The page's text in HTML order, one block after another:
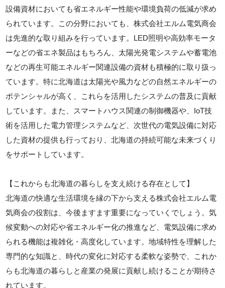
設備資材においても省エネルギー性能や環境負荷の低減が求め
られています。この分野においても、株式会社エルム電気商会
は先進的な取り組みを行っています。LED照明や高効率モータ
ーなどの省エネ製品はもちろん、太陽光発電システムや蓄電池
などの再生可能エネルギー関連設備の資材も積極的に取り扱っ
ています。特に北海道は太陽光や風力などの自然エネルギーの
ポテンシャルが高く、これらを活用したシステムの普及に貢献
しています。また、スマートハウス関連の制御機器や、IoT技
術を活用した電力管理システムなど、次世代の電気設備に対応
した資材の提供も行っており、北海道の持続可能な未来づくり
をサポートしています。
【これからも北海道の暮らしを支え続ける存在として】
北海道の快適な生活環境を縁の下から支える株式会社エルム電
気商会の役割は、今後ますます重要になっていくでしょう。気
候変動への対応や省エネルギー化の推進など、電気設備に求め
られる機能は複雑化・高度化しています。地域特性を理解した
専門的な知識と、時代の変化に対応する柔軟な姿勢で、これか
らも北海道の暮らしと産業の発展に貢献し続けることが期待さ
れています。